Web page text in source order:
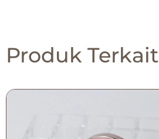
Produk Terkait